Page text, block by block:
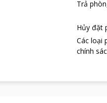
Trả
Hủy đặt
Các loại
chính